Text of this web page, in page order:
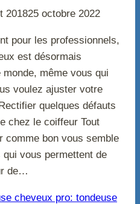
201825 octobre 2022
pour les professionnels,
est désormais
même vous qui
voulez ajuster votre
quelques défauts
chez le coiffeur Tout
comme bon vous semble
qui vous permettent de
de…
cheveux pro: tondeuse